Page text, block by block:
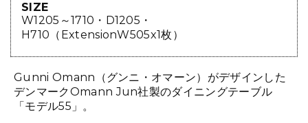
SIZE
W1205～1710・D1205・
H710（ExtensionW505x1枚）
Gunni Omann（グンニ・オマーン）がデザインした
デンマークOmann Jun社製のダイニングテーブル
「モデル55」。